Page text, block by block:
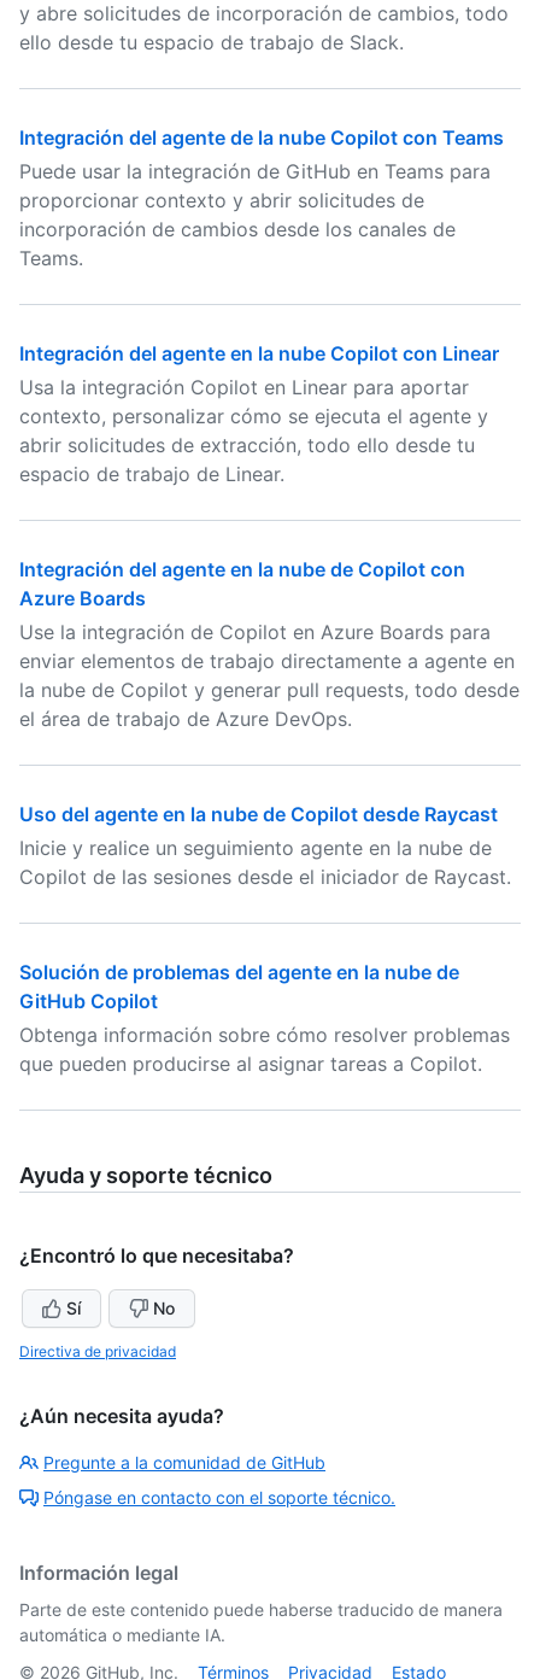
y abre solicitudes de incorporación de cambios, todo
ello desde tu espacio de trabajo de Slack.
Integración del agente de la nube Copilot con Teams
Puede usar la integración de GitHub en Teams para
proporcionar contexto y abrir solicitudes de
incorporación de cambios desde los canales de
Teams.
Integración del agente en la nube Copilot con Linear
Usa la integración Copilot en Linear para aportar
contexto, personalizar cómo se ejecuta el agente y
abrir solicitudes de extracción, todo ello desde tu
espacio de trabajo de Linear.
Integración del agente en la nube de Copilot con
Azure Boards
Use la integración de Copilot en Azure Boards para
enviar elementos de trabajo directamente a agente en
la nube de Copilot y generar pull requests, todo desde
el área de trabajo de Azure DevOps.
Uso del agente en la nube de Copilot desde Raycast
Inicie y realice un seguimiento agente en la nube de
Copilot de las sesiones desde el iniciador de Raycast.
Solución de problemas del agente en la nube de
GitHub Copilot
Obtenga información sobre cómo resolver problemas
que pueden producirse al asignar tareas a Copilot.
Ayuda y soporte técnico
¿Encontró lo que necesitaba?
Sí No
Directiva de privacidad
¿Aún necesita ayuda?
Pregunte a la comunidad de GitHub
Póngase en contacto con el soporte técnico.
Información legal
Parte de este contenido puede haberse traducido de manera
automática o mediante IA.
© 2026 GitHub, Inc. Términos Privacidad Estado